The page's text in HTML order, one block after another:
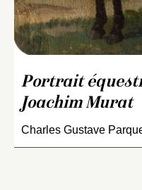
Portrait
Joachim Murat
Charles Gustave